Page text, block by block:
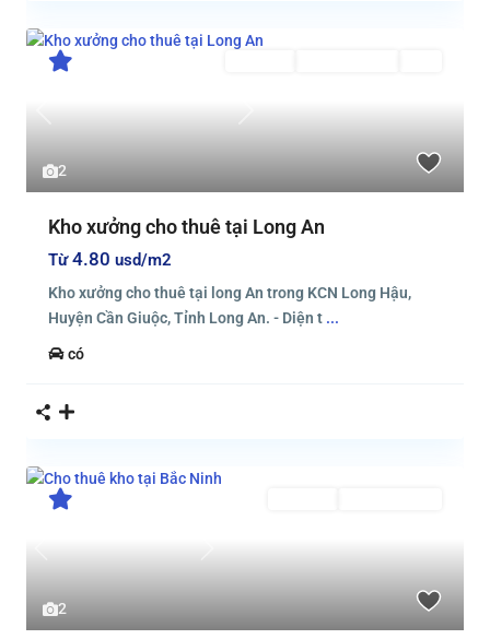
2
Previous Next
Kho xưởng cho thuê tại Long An
Từ4.80 usd/m2
Kho xưởng cho thuê tại long An trong KCN Long Hậu,
Huyện Cần Giuộc, Tỉnh Long An. - Diện t ...
có
2
Previous Next